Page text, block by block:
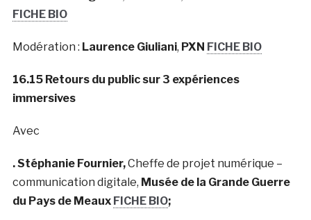
FICHE BIO
Modération : Laurence Giuliani, PXN FICHE BIO
16.15 Retours du public sur 3 expériences
immersives
Avec
. Stéphanie Fournier,Cheffe de projet numérique –
communication digitale, Musée de la Grande Guerre
du Pays de Meaux FICHE BIO;